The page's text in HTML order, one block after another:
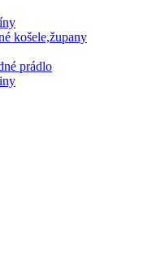
košele,župany
prádlo